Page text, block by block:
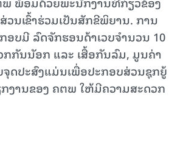
ນເຂົ້າຮ່ວມເປັນສັກຂີພິຍານ. ການ
ອບມີ ລົດຈັກຮອນດ້າເວບຈຳນວນ 10
ກັນນັອກ ແລະ ເສື້ອກັນລົມ, ມູນຄ່າ
ຈຸດປະສົງແມ່ນເພື່ອປະກອບສ່ວນຊຸກຍູ້
ງານຂອງ ຄຕພ ໃຫ້ມີຄວາມສະດວກ